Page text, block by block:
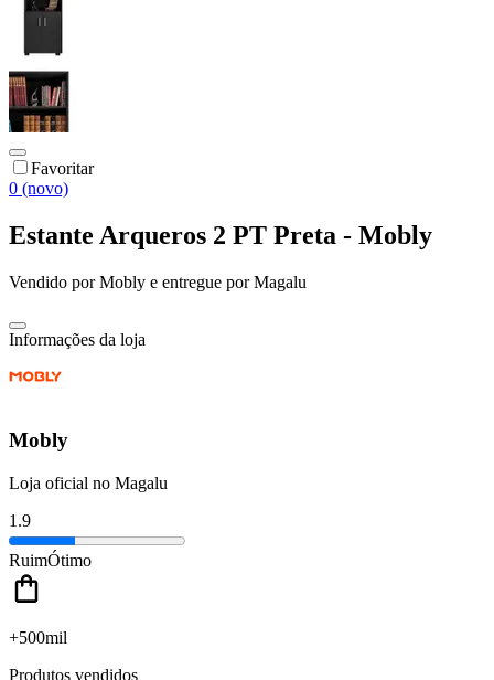
Favoritar
0 (novo)
Estante Arqueros 2 PT Preta - Mobly
Vendido porMobly e entregue por Magalu
Informações da loja
Mobly
Loja oficial no Magalu
1.9
RuimÓtimo
+500mil
Produtos vendidos